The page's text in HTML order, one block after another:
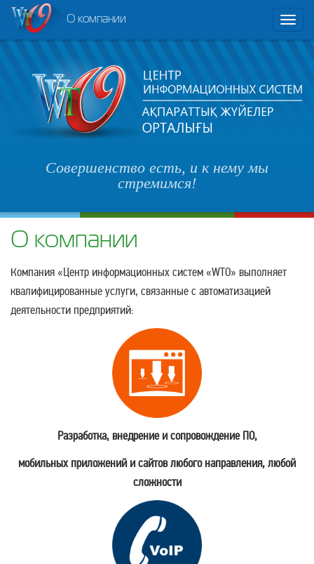
О компании
Совершенство есть, и к нему мы
стремимся!
О компании
Компания «Центр информационных систем «WTO» выполняет
квалифицированные услуги, связанные с автоматизацией
деятельности предприятий:
Разработка, внедрение и сопровождение ПО,
мобильных приложений и сайтов любого направления, любой
сложности